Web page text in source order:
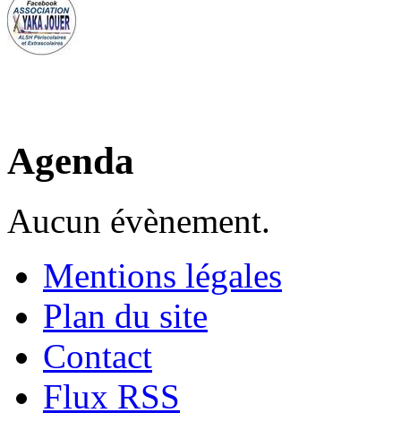
Agenda
Aucun évènement.
Mentions légales
Plan du site
Contact
Flux RSS